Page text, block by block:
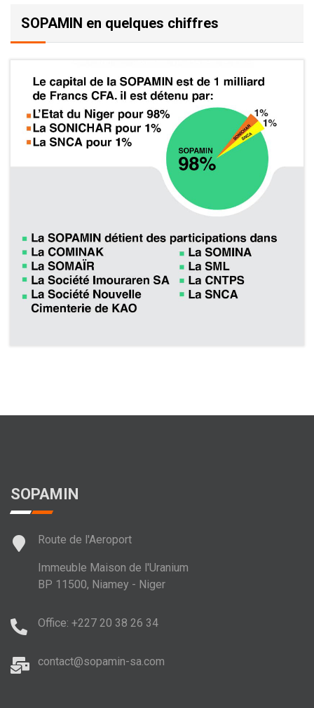
Publications
SOPAMIN en quelques chiffres
SOPAMIN
Route de l'Aeroport
Immeuble Maison de l'Uranium
BP 11500, Niamey - Niger
Office: +227 20 38 26 34
contact@sopamin-sa.com